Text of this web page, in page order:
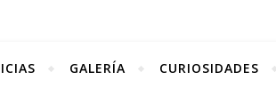
GALERÍA CURIOSIDADES